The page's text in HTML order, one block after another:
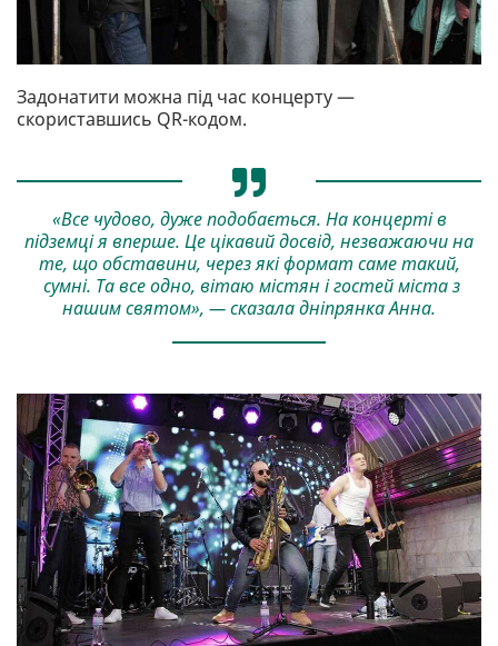
Задонатити можна під час концерту —
скориставшись QR-кодом.
«Все чудово, дуже подобається. На концерті в
підземці я вперше. Це цікавий досвід, незважаючи на
те, що обставини, через які формат саме такий,
сумні. Та все одно, вітаю містян і гостей міста з
нашим святом», — сказала дніпрянка Анна.